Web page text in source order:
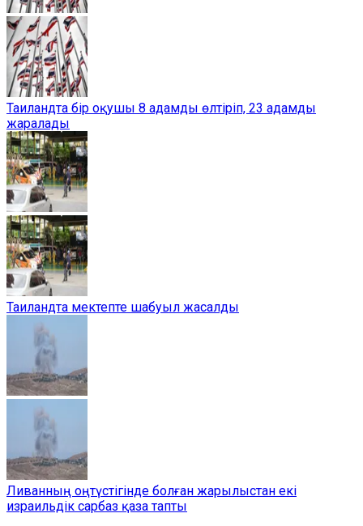
Таиландта бір оқушы 8 адамды өлтіріп, 23 адамды
жаралады
Таиландта мектепте шабуыл жасалды
Ливанның оңтүстігінде болған жарылыстан екі
израильдік сарбаз қаза тапты